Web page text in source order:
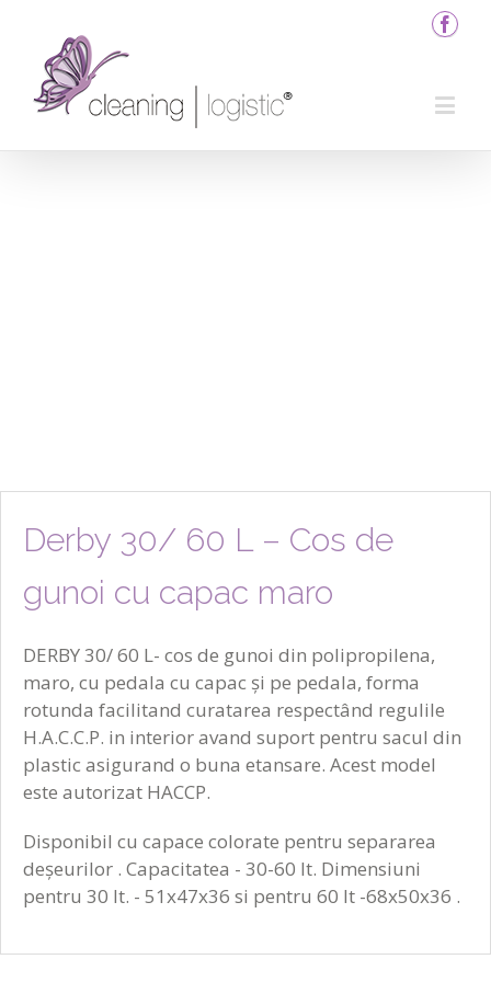
Derby 30/ 60 L – Cos de
gunoi cu capac maro
DERBY 30/ 60 L- cos de gunoi din polipropilena,
maro, cu pedala cu capac și pe pedala, forma
rotunda facilitand curatarea respectând regulile
H.A.C.C.P. in interior avand suport pentru sacul din
plastic asigurand o buna etansare. Acest model
este autorizat HACCP.
Disponibil cu capace colorate pentru separarea
deșeurilor . Capacitatea - 30-60 lt. Dimensiuni
pentru 30 lt. - 51x47x36 si pentru 60 lt -68x50x36 .